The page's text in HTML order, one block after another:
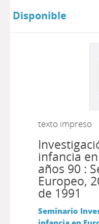
Disponible
texto impreso
infancia
años 90 :
Europeo,
de 1991
Seminario